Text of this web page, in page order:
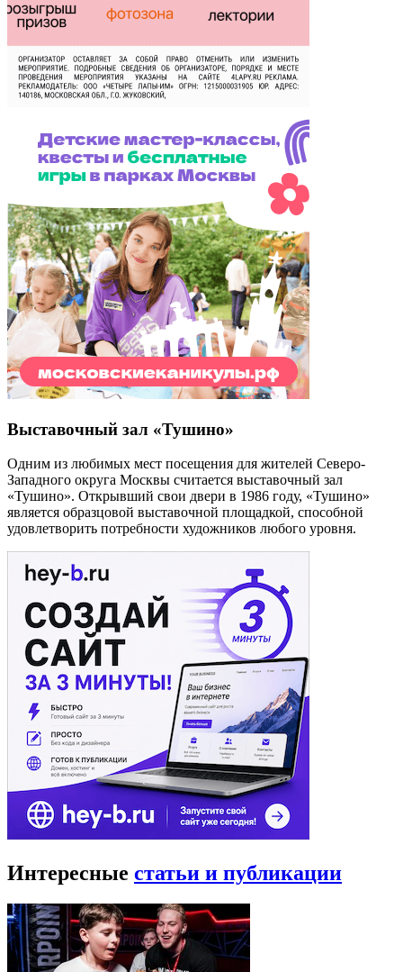
Выставочный зал «Тушино»
Одним из любимых мест посещения для жителей Северо-
Западного округа Москвы считается выставочный зал
«Тушино». Открывший свои двери в 1986 году, «Тушино»
является образцовой выставочной площадкой, способной
удовлетворить потребности художников любого уровня.
Интересные статьи и публикации